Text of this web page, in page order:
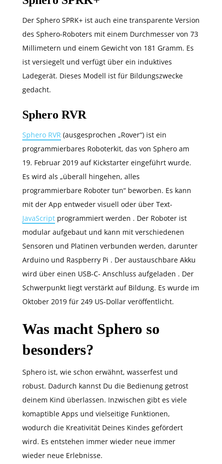
Der Sphero SPRK+ ist auch eine transparente Version
des Sphero-Roboters mit einem Durchmesser von 73
Millimetern und einem Gewicht von 181 Gramm. Es
ist versiegelt und verfügt über ein induktives
Ladegerät. Dieses Modell ist für Bildungszwecke
gedacht.
Sphero RVR
Sphero RVR (ausgesprochen „Rover“) ist ein
programmierbares Roboterkit, das von Sphero am
19. Februar 2019 auf Kickstarter eingeführt wurde.
Es wird als „überall hingehen, alles
programmierbare Roboter tun“ beworben. Es kann
mit der App entweder visuell oder über Text-
JavaScript programmiert werden . Der Roboter ist
modular aufgebaut und kann mit verschiedenen
Sensoren und Platinen verbunden werden, darunter
Arduino und Raspberry Pi . Der austauschbare Akku
wird über einen USB-C- Anschluss aufgeladen . Der
Schwerpunkt liegt verstärkt auf Bildung. Es wurde im
Oktober 2019 für 249 US-Dollar veröffentlicht.
Was macht Sphero so
besonders?
Sphero ist, wie schon erwähnt, wasserfest und
robust. Dadurch kannst Du die Bedienung getrost
deinem Kind überlassen. Inzwischen gibt es viele
komaptible Apps und vielseitige Funktionen,
wodurch die Kreativität Deines Kindes gefördert
wird. Es entstehen immer wieder neue immer
wieder neue Erlebnisse.